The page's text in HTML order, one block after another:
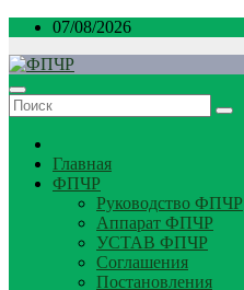
Перейти
содержимому
07/08/2026
Главная
ФПЧР
Руководство ФПЧР
Аппарат ФПЧР
УСТАВ ФПЧР
Соглашения
Постановления